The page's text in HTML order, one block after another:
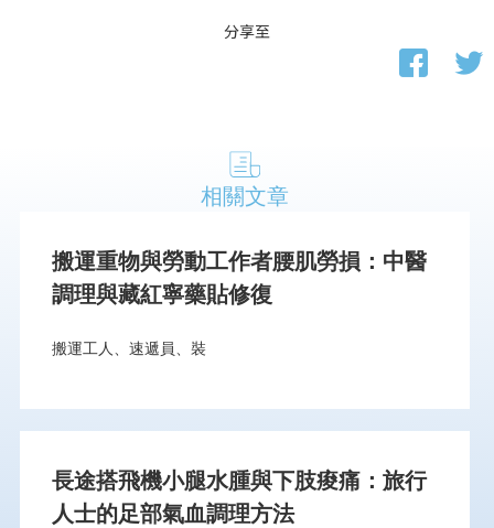
分享至
相關文章
搬運重物與勞動工作者腰肌勞損：中醫
調理與藏紅寧藥貼修復
搬運工人、速遞員、裝
長途搭飛機小腿水腫與下肢痠痛：旅行
人士的足部氣血調理方法